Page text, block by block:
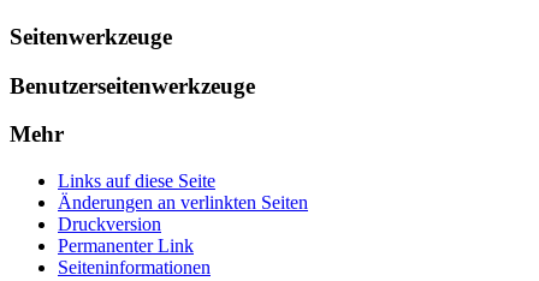
Seitenwerkzeuge
Benutzerseitenwerkzeuge
Mehr
Links auf diese Seite
Änderungen an verlinkten Seiten
Druckversion
Permanenter Link
Seiten­­informationen